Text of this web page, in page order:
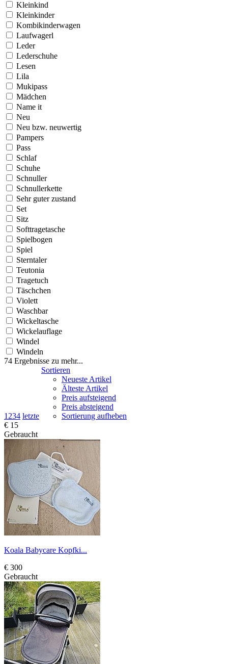
Kleinkind
Kleinkinder
Kombikinderwagen
Laufwagerl
Leder
Lederschuhe
Lesen
Lila
Mukipass
Mädchen
Name it
Neu
Neu bzw. neuwertig
Pampers
Pass
Schlaf
Schuhe
Schnuller
Schnullerkette
Sehr guter zustand
Set
Sitz
Softtragetasche
Spielbogen
Spiel
Sterntaler
Teutonia
Tragetuch
Täschchen
Violett
Waschbar
Wickeltasche
Wickelauflage
Windel
Windeln
74 Ergebnisse zu mehr...
1 234 letzte
Sortieren
Neueste Artikel
Älteste Artikel
Preis aufsteigend
Preis absteigend
Sortierung aufheben
€ 15
Gebraucht
Koala Babycare Kopfki...
€ 300
Gebraucht